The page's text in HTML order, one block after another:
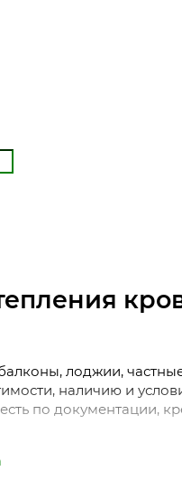
лоджии,
наличию и
по документации,